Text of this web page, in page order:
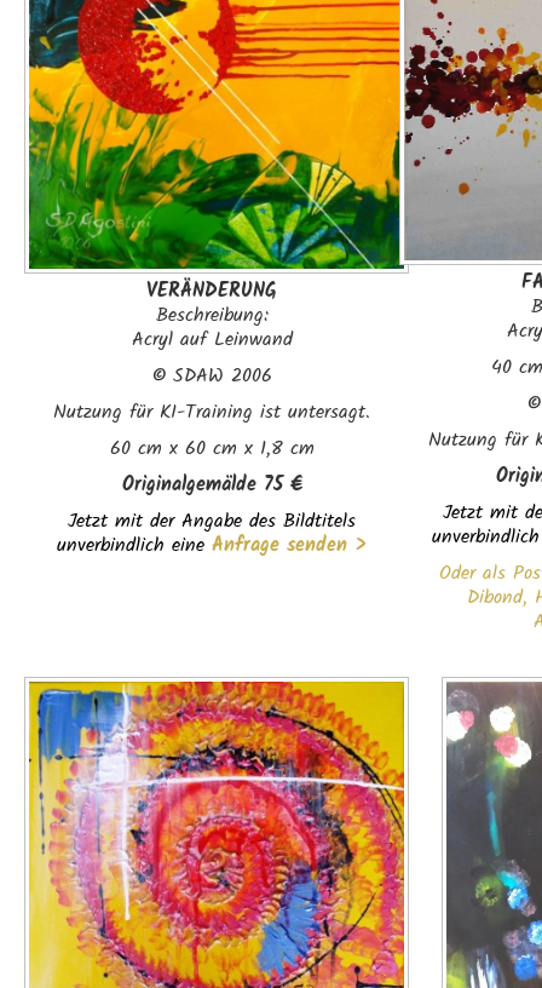
VERÄNDERUNG
Beschreibung:
Acryl auf Leinwand
© SDAW 2006
Nutzung für KI-Training ist untersagt.
60 cm x 60 cm x 1,8 cm
Originalgemälde 75 €
Jetzt mit der Angabe des Bildtitels
unverbindlich eine Anfrage senden >
40
Nutzung für
Jetzt mit
Oder als
Dibond,